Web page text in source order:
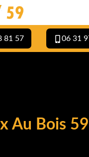
81 57 06 31
Au Bois